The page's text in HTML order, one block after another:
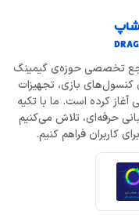
یکی از مراجع تخصصی حوزه‌ی گیمینگ
کنسول‌های بازی، تجهیزات
آغاز کرده است. ما با تکیه
حرفه‌ای، تلاش می‌کنیم
کاربران فراهم کنیم.